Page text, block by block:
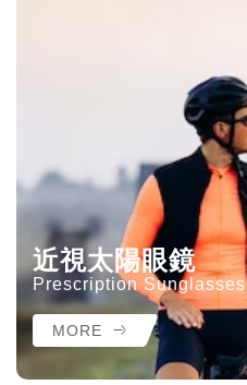
近視太陽眼鏡
Prescription Sunglasses
MORE